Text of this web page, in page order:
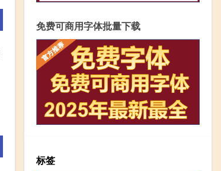
免费可商用字体批量下载
标签